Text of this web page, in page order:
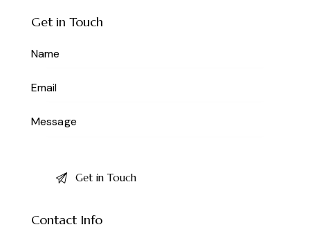
Get in Touch
Contact Info